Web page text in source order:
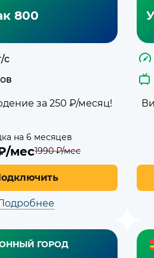
800
с
за 250 ₽/месяц!
на 6 месяцев
мес1990₽/мес
ГОРОД